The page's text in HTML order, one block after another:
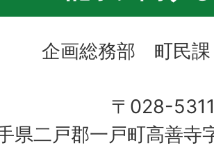
企画総務部 町民
〒028-
県二戸郡一戸町高善寺